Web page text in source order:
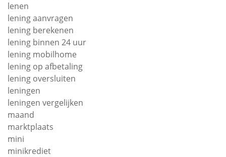
lenen
lening aanvragen
lening berekenen
lening binnen 24 uur
lening mobilhome
lening op afbetaling
lening oversluiten
leningen
leningen vergelijken
maand
marktplaats
mini
minikrediet